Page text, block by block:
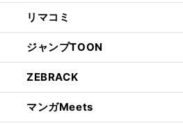
リマコミ
ジャンプTOON
ZEBRACK
マンガMeets